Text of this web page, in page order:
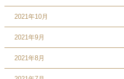
2021年10月
2021年9月
2021年8月